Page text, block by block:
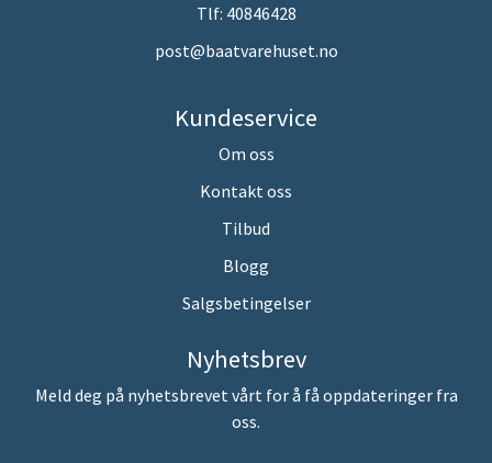
Tlf: 40846428
post@baatvarehuset.no
Kundeservice
Om oss
Kontakt oss
Tilbud
Blogg
Salgsbetingelser
Nyhetsbrev
Meld deg på nyhetsbrevet vårt for å få oppdateringer fra
oss.